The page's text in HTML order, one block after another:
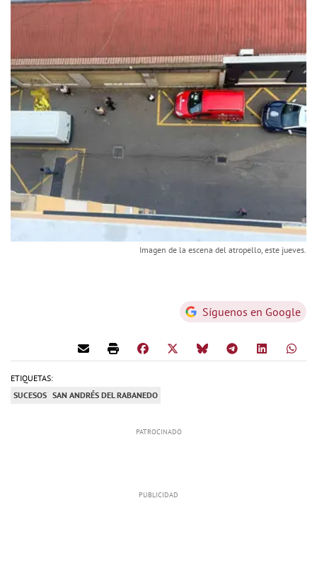
Imagen de la escena del atropello, este jueves.
Síguenos en Google
ETIQUETAS:
SUCESOS SAN ANDRÉS DEL RABANEDO